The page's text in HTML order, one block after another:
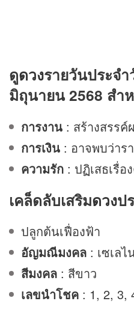
ดูดวงรายวันประจ
มิถุนายน 2568 สำ
การงาน : สร้างสรร
การเงิน : อาจพบว่าร
ความรัก : ปฏิเสธเรื่
เคล็ดลับเสริมดวงป
ปลูกต้นเฟื่องฟ้า
อัญมณีมงคล : เซเลไ
สีมงคล : สีขาว
เลขนำโชค : 1, 2, 3,